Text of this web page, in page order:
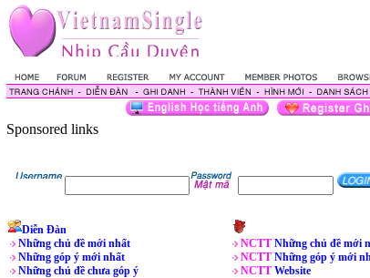
Sponsored links
Diễn Đàn
Những chủ đề mới nhất
Những góp ý mới nhất
Những chủ đề chưa góp ý
NCTT Những chủ đề mới
NCTT Những góp ý mới
NCTT Website